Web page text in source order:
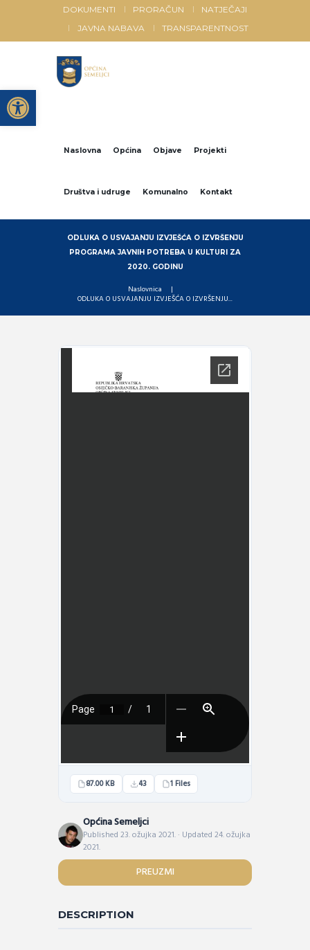
Open toolbar
DOKUMENTI PRORAČUN
NATJEČAJI
JAVNA NABAVA
TRANSPARENTNOST
Naslovna Općina Objave Projekti
Društva i udruge Komunalno Kontakt
ODLUKA O USVAJANJU IZVJEŠĆA O IZVRŠENJU
PROGRAMA JAVNIH POTREBA U KULTURI ZA
2020. GODINU
Naslovnica
ODLUKA O USVAJANJU IZVJEŠĆA O IZVRŠENJU...
87.00 KB 43 1 Files
Općina Semeljci
Published 23. ožujka 2021. · Updated 24. ožujka
2021.
PREUZMI
DESCRIPTION